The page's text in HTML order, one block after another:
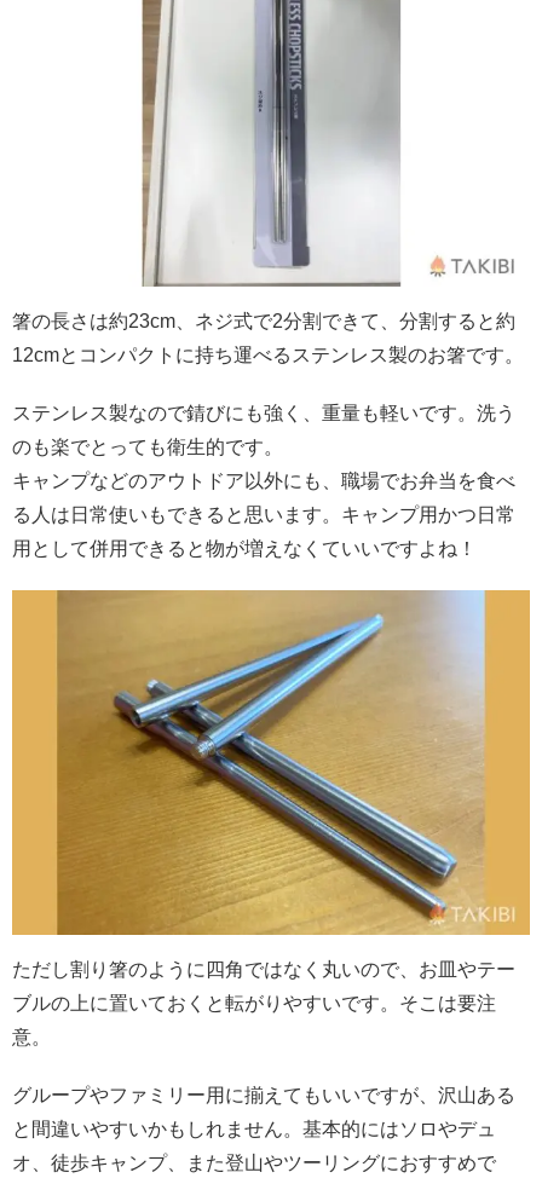
箸の長さは約23cm、ネジ式で2分割できて、分割すると約
12cmとコンパクトに持ち運べるステンレス製のお箸です。
ステンレス製なので錆びにも強く、重量も軽いです。洗う
のも楽でとっても衛生的です。
キャンプなどのアウトドア以外にも、職場でお弁当を食べ
る人は日常使いもできると思います。キャンプ用かつ日常
用として併用できると物が増えなくていいですよね！
ただし割り箸のように四角ではなく丸いので、お皿やテー
ブルの上に置いておくと転がりやすいです。そこは要注
意。
グループやファミリー用に揃えてもいいですが、沢山ある
と間違いやすいかもしれません。基本的にはソロやデュ
オ、徒歩キャンプ、また登山やツーリングにおすすめで